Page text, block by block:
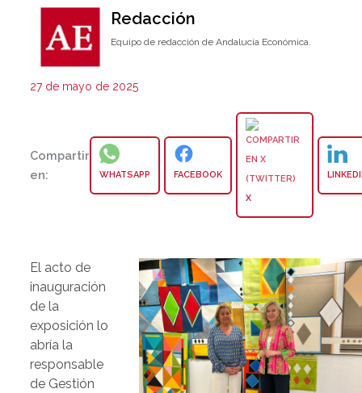
Redacción
Equipo de redacción de Andalucía Económica.
27 de mayo de 2025
Compartir
en:
WHATSAPP FACEBOOK
X
El acto de
inauguración
de la
exposición lo
abría la
responsable
de Gestión